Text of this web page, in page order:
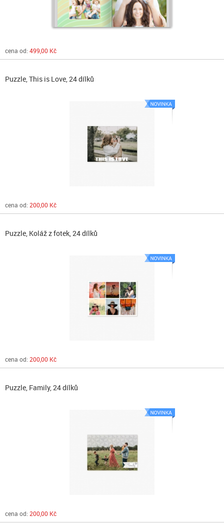
cena od: 499,00 Kč
Puzzle, This is Love, 24 dílků
cena od: 200,00 Kč
Puzzle, Koláž z fotek, 24 dílků
cena od: 200,00 Kč
Puzzle, Family, 24 dílků
cena od: 200,00 Kč